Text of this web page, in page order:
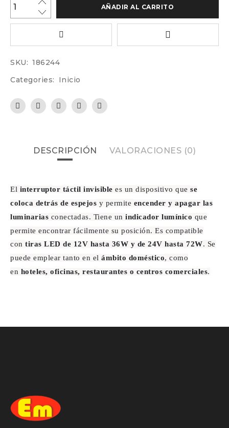
AÑADIR AL CARRITO
SKU: 186244
Categories:
Inicio
DESCRIPCIÓN VALORACIONES (0)
El interruptor táctil invisible es un dispositivo que se
coloca detrás de espejos y permite encender y apagar las
luminarias conectadas. Tiene un indicador lumínico que
permite encontrar fácilmente su posición. Es compatible
con tiras LED de 12V hasta 36W y de 24V hasta 72W. Se
puede emplear tanto en el ámbito doméstico, como
en hoteles, oficinas, restaurantes o centros comerciales.